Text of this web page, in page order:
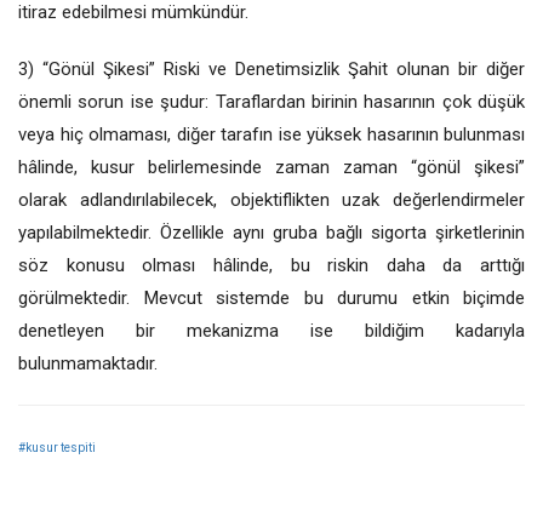
itiraz edebilmesi mümkündür.
3) “Gönül Şikesi” Riski ve Denetimsizlik Şahit olunan bir diğer
önemli sorun ise şudur: Taraflardan birinin hasarının çok düşük
veya hiç olmaması, diğer tarafın ise yüksek hasarının bulunması
hâlinde, kusur belirlemesinde zaman zaman “gönül şikesi”
olarak adlandırılabilecek, objektiflikten uzak değerlendirmeler
yapılabilmektedir. Özellikle aynı gruba bağlı sigorta şirketlerinin
söz konusu olması hâlinde, bu riskin daha da arttığı
görülmektedir. Mevcut sistemde bu durumu etkin biçimde
denetleyen bir mekanizma ise bildiğim kadarıyla
bulunmamaktadır.
#kusur tespiti